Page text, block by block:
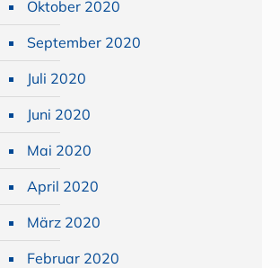
Oktober 2020
September 2020
Juli 2020
Juni 2020
Mai 2020
April 2020
März 2020
Februar 2020